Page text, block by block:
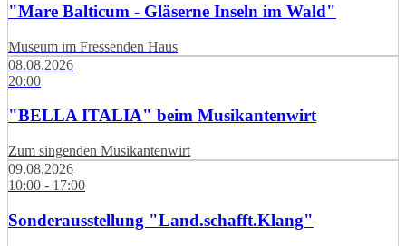
"Mare Balticum - Gläserne Inseln im Wald"
Museum im Fressenden Haus
08.08.2026
20:00
"BELLA ITALIA" beim Musikantenwirt
Zum singenden Musikantenwirt
09.08.2026
10:00 - 17:00
Sonderausstellung "Land.schafft.Klang"